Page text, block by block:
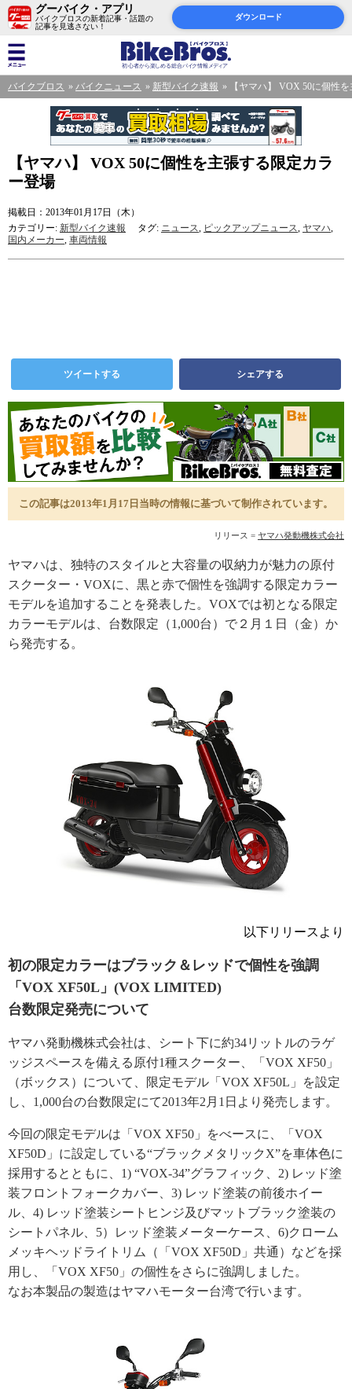
グーバイク・アプリ
バイクブロスの新着記事・話題の
記事を見逃さない！
ダウンロード
バイクブロス バイクニュース 新型バイク速報 【ヤマハ】 VOX 50に個性
【ヤマハ】 VOX 50に個性を主張する限定カラ
ー登場
掲載日：2013年01月17日（木）
カテゴリー: 新型バイク速報 タグ: ニュース, ピックアップニュース, ヤマハ,
国内メーカー, 車両情報
ツイートする シェアする
この記事は2013年1月17日当時の情報に基づいて制作されています。
リリース = ヤマハ発動機株式会社
ヤマハは、独特のスタイルと大容量の収納力が魅力の原付
スクーター・VOXに、黒と赤で個性を強調する限定カラー
モデルを追加することを発表した。VOXでは初となる限定
カラーモデルは、台数限定（1,000台）で２月１日（金）か
ら発売する。
以下リリースより
初の限定カラーはブラック＆レッドで個性を強調
「VOX XF50L」(VOX LIMITED)
台数限定発売について
ヤマハ発動機株式会社は、シート下に約34リットルのラゲ
ッジスペースを備える原付1種スクーター、「VOX XF50」
（ボックス）について、限定モデル「VOX XF50L」を設定
し、1,000台の台数限定にて2013年2月1日より発売します。
今回の限定モデルは「VOX XF50」をべースに、「VOX
XF50D」に設定している“ブラックメタリックX”を車体色に
採用するとともに、1) “VOX-34”グラフィック、2) レッド塗
装フロントフォークカバー、3) レッド塗装の前後ホイー
ル、4) レッド塗装シートヒンジ及びマットブラック塗装の
シートパネル、5）レッド塗装メーターケース、6)クローム
メッキヘッドライトリム（「VOX XF50D」共通）などを採
用し、「VOX XF50」の個性をさらに強調しました。
なお本製品の製造はヤマハモーター台湾で行います。